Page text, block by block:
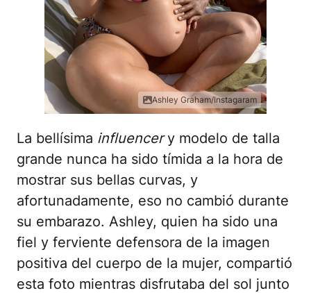
Ashley Graham/Instagaram
La bellísima influencery modelo de talla
grande nunca ha sido tímida a la hora de
mostrar sus bellas curvas, y
afortunadamente, eso no cambió durante
su embarazo. Ashley, quien ha sido una
fiel y ferviente defensora de la imagen
positiva del cuerpo de la mujer, compartió
esta foto mientras disfrutaba del sol junto